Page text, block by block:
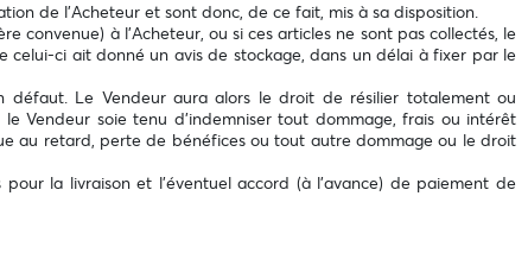
de l’Acheteur et sont donc, de ce fait, mis à sa disposition.
convenue) à l’Acheteur, ou si ces articles ne sont pas collectés, le
celui-ci ait donné un avis de stockage, dans un délai à fixer par le
défaut. Le Vendeur aura alors le droit de résilier totalement ou
Vendeur soie tenu d'indemniser tout dommage, frais ou intérêt
au retard, perte de bénéfices ou tout autre dommage ou le droit
la livraison et l'éventuel accord (à l’avance) de paiement de